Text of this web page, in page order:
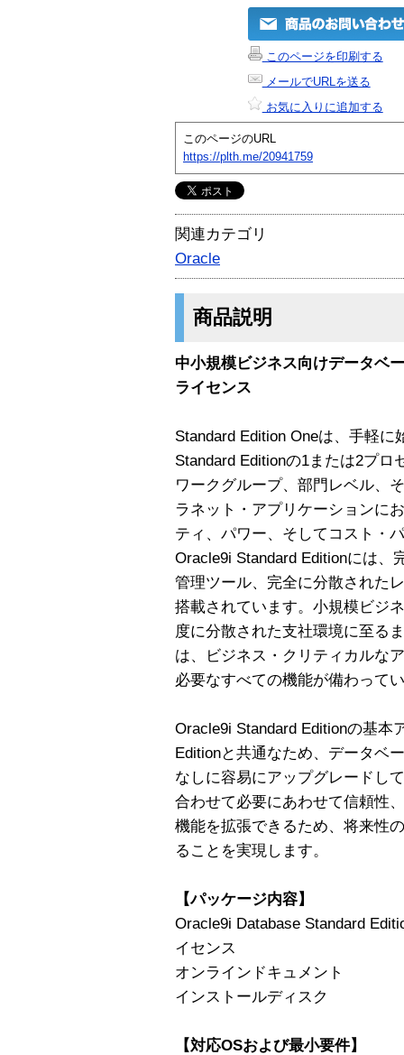
このページを印刷する
メールでURLを送る
お気に入りに追加する
このページのURL
https://plth.me/20941759
関連カテゴリ
Oracle
商品説明
中小規模ビジネス向けデータベ
ライセンス
Standard Edition Oneは、手軽に
Standard Editionの1または2プ
ワークグループ、部門レベル、
ラネット・アプリケーションに
ティ、パワー、そしてコスト・
Oracle9i Standard Editionには、
管理ツール、完全に分散された
搭載されています。小規模ビジ
度に分散された支社環境に至る
は、ビジネス・クリティカルな
必要なすべての機能が備わって
Oracle9i Standard Editionの基本
Editionと共通なため、データベ
なしに容易にアップグレードし
合わせて必要にあわせて信頼性
機能を拡張できるため、将来性
ることを実現します。
【パッケージ内容】
Oracle9i Database Standard
イセンス
オンラインドキュメント
インストールディスク
【対応OSおよび最小要件】